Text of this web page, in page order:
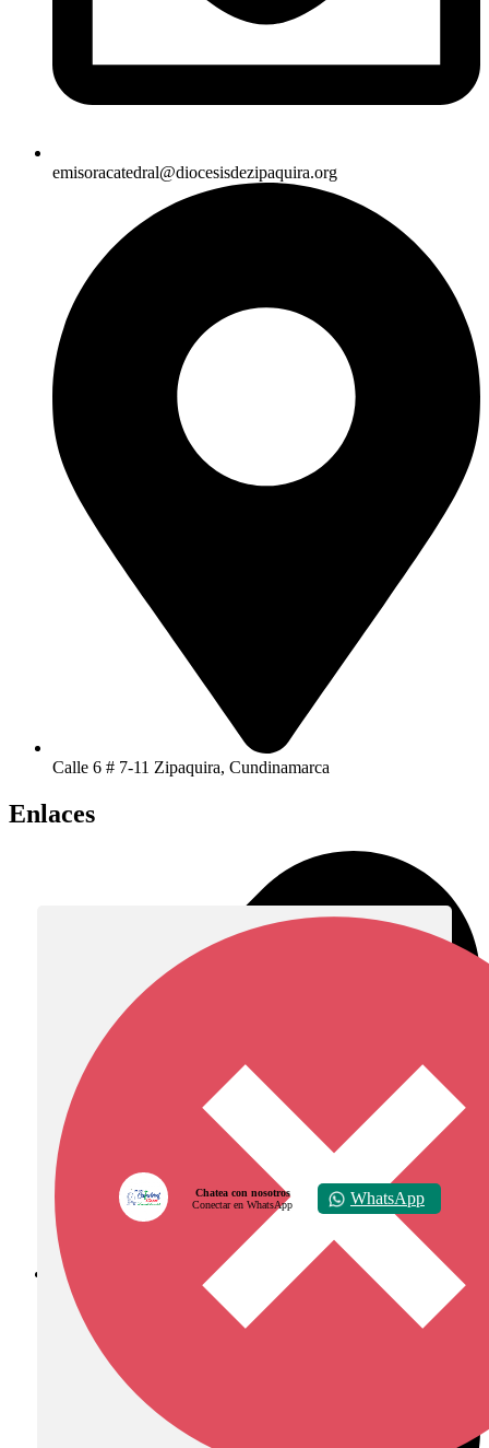
emisoracatedral@diocesisdezipaquira.org
Calle 6 # 7-11 Zipaquira, Cundinamarca
Enlaces
Diócesis de Zipaquirá
Chatea con nosotros
Conectar en WhatsApp
WhatsApp